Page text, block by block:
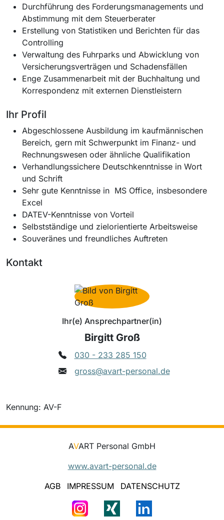
Durchführung des Forderungsmanagements und
Abstimmung mit dem Steuerberater
Erstellung von Statistiken und Berichten für das
Controlling
Verwaltung des Fuhrparks und Abwicklung von
Versicherungsverträgen und Schadensfällen
Enge Zusammenarbeit mit der Buchhaltung und
Korrespondenz mit externen Dienstleistern
Ihr Profil
Abgeschlossene Ausbildung im kaufmännischen
Bereich, gern mit Schwerpunkt im Finanz- und
Rechnungswesen oder ähnliche Qualifikation
Verhandlungssichere Deutschkenntnisse in Wort
und Schrift
Sehr gute Kenntnisse in MS Office, insbesondere
Excel
DATEV-Kenntnisse von Vorteil
Selbstständige und zielorientierte Arbeitsweise
Souveränes und freundliches Auftreten
Kontakt
Ihr(e) Ansprechpartner(in)
Birgitt Groß
030 - 233 285 150
gross@avart-personal.de
Kennung: AV-F
AVART Personal GmbH
www.avart-personal.de
AGB
IMPRESSUM DATENSCHUTZ